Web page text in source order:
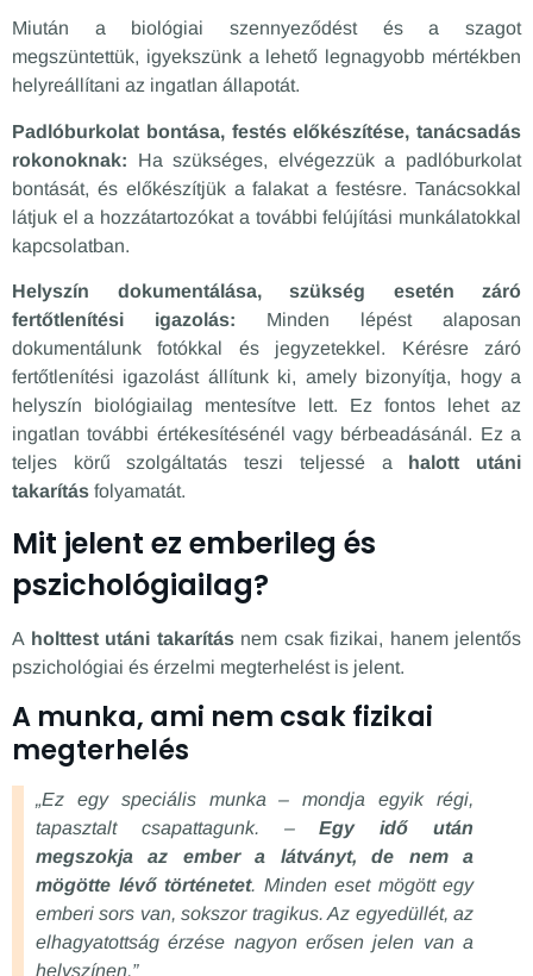
Miután a biológiai szennyeződést és a szagot
megszüntettük, igyekszünk a lehető legnagyobb mértékben
helyreállítani az ingatlan állapotát.
Padlóburkolat bontása, festés előkészítése, tanácsadás
rokonoknak: Ha szükséges, elvégezzük a padlóburkolat
bontását, és előkészítjük a falakat a festésre. Tanácsokkal
látjuk el a hozzátartozókat a további felújítási munkálatokkal
kapcsolatban.
Helyszín dokumentálása, szükség esetén záró
fertőtlenítési igazolás: Minden lépést alaposan
dokumentálunk fotókkal és jegyzetekkel. Kérésre záró
fertőtlenítési igazolást állítunk ki, amely bizonyítja, hogy a
helyszín biológiailag mentesítve lett. Ez fontos lehet az
ingatlan további értékesítésénél vagy bérbeadásánál. Ez a
teljes körű szolgáltatás teszi teljessé a halott utáni
takarítás folyamatát.
Mit jelent ez emberileg és
pszichológiailag?
A holttest utáni takarításnem csak fizikai, hanem jelentős
pszichológiai és érzelmi megterhelést is jelent.
A munka, ami nem csak fizikai
megterhelés
„Ez egy speciális munka – mondja egyik régi,
tapasztalt csapattagunk. –Egy idő után
megszokja az ember a látványt, de nem a
mögötte lévő történetet. Minden eset mögött egy
emberi sors van, sokszor tragikus. Az egyedüllét, az
elhagyatottság érzése nagyon erősen jelen van a
helyszínen.”